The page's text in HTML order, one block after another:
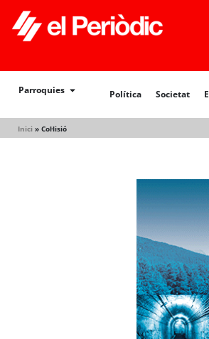
Parroquies Política Societat
Inici » Col·lisió
Política Societat